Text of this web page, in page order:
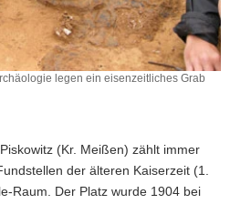
legen ein eisenzeitliches Grab
(Kr. Meißen) zählt immer
der älteren Kaiserzeit (1.
Raum. Der Platz wurde 1904 bei